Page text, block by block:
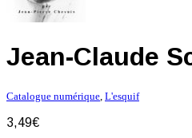
Jean-Claude
Catalogue numérique, L'esquif
3,49€